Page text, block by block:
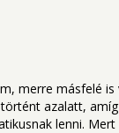
merre másfelé
azalatt,
lenni.